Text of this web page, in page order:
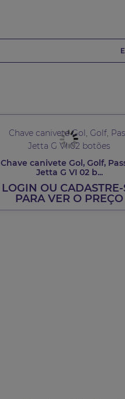
Chave canivete Gol, Golf,
Jetta G VI 02 b...
LOGIN OU CADASTRE-
PARA VER O PREÇO